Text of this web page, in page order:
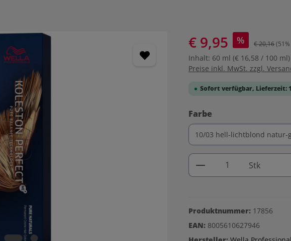
€ 9,95 % € 20,16
Inhalt: 60 ml (€ 16,58 / 100 ml)
Preise inkl. MwSt. zzgl.
Sofort verfügbar, Lieferzeit:
Farbe
Produkt Anzahl:
Stk
Produktnummer: 17856
EAN: 8005610627946